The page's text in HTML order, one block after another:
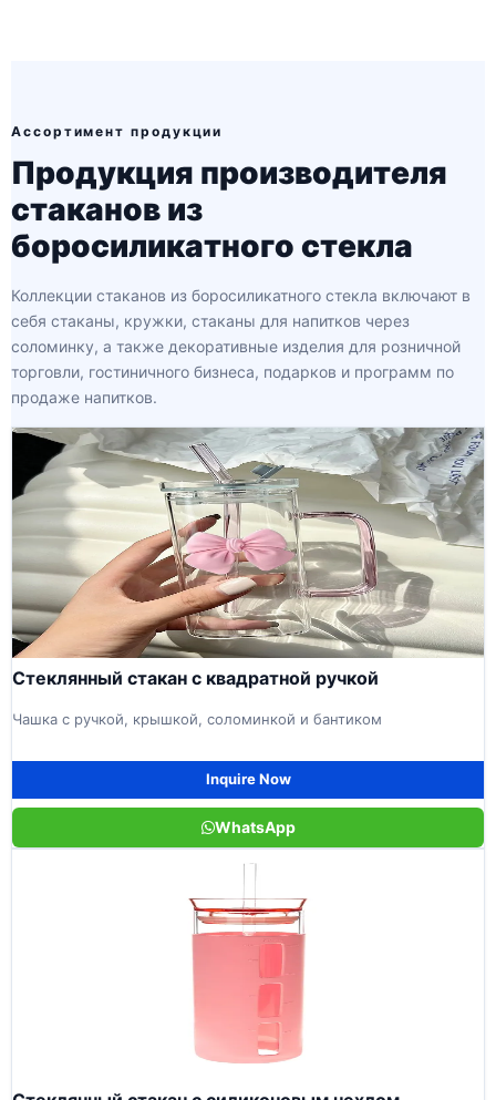
Ассортимент продукции
Продукция производителя
стаканов из
боросиликатного стекла
Коллекции стаканов из боросиликатного стекла включают в
себя стаканы, кружки, стаканы для напитков через
соломинку, а также декоративные изделия для розничной
торговли, гостиничного бизнеса, подарков и программ по
продаже напитков.
Стеклянный стакан с квадратной ручкой
Чашка с ручкой, крышкой, соломинкой и бантиком
Inquire Now
WhatsApp